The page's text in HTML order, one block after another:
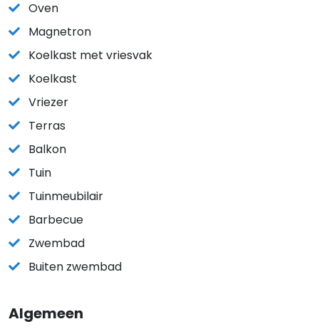
Oven
Magnetron
Koelkast met vriesvak
Koelkast
Vriezer
Terras
Balkon
Tuin
Tuinmeubilair
Barbecue
Zwembad
Buiten zwembad
Algemeen